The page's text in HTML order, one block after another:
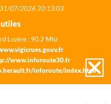
31/07/2026 20:13:03
Lozère : 90.2 Mhz
www.inforoute30.fr
inforoute/index.html